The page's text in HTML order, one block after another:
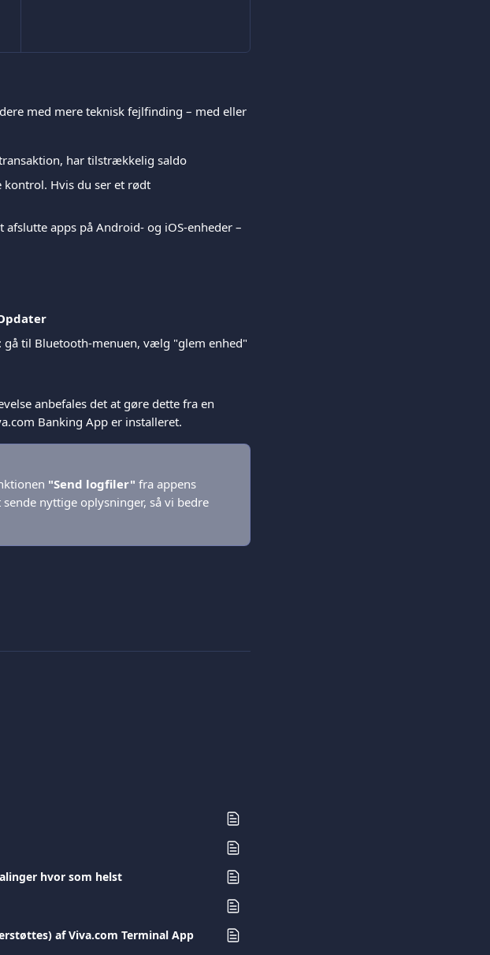
med mere teknisk fejlfinding – med eller
har tilstrækkelig saldo
Hvis du ser et rødt
apps på Android- og iOS-enheder –
gå til Bluetooth-menuen, vælg "glem enhed"
anbefales det at gøre dette fra en
Banking App er installeret.
"Send logfiler" fra appens
nyttige oplysninger, så vi bedre
hvor som helst
af Viva.com Terminal App